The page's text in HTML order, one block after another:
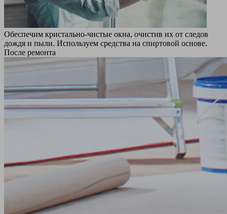
Обеспечим кристально-чистые окна, очистив их от следов
дождя и пыли. Используем средства на спиртовой основе.
После ремонта